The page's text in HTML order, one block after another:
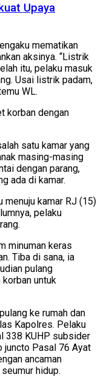
Upaya
mematikan
aksinya. “Listrik
itu, pelaku masuk
Usai listrik padam,
WL.
korban dengan
satu kamar yang
masing-masing
dengan parang,
ada di kamar.
menuju kamar RJ (15)
pelaku
minuman keras
Tiba di sana, ia
pulang
untuk
ke rumah dan
Kapolres. Pelaku
338 KUHP subsider
juncto Pasal 76 Ayat
ancaman
hidup.